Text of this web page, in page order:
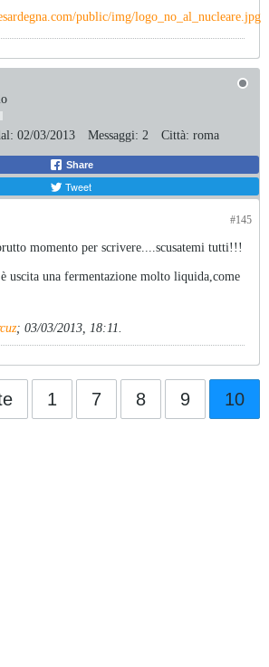
public/img/logo_no_al_nucleare.jpg
02/03/2013 Messaggi: 2 Città: roma
Share
Tweet
#145
momento per scrivere....scusatemi tutti!!!
uscita una fermentazione molto liquida,come
; 03/03/2013, 18:11.
1 7 8 9 10